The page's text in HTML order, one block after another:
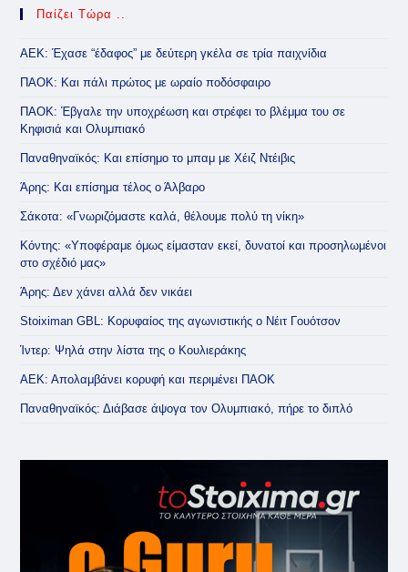
Παίζει Τώρα ..
ΑΕΚ: Έχασε “έδαφος” με δεύτερη γκέλα σε τρία παιχνίδια
ΠΑΟΚ: Και πάλι πρώτος με ωραίο ποδόσφαιρο
ΠΑΟΚ: Έβγαλε την υποχρέωση και στρέφει το βλέμμα του σε
Κηφισιά και Ολυμπιακό
Παναθηναϊκός: Και επίσημο το μπαμ με Χέιζ Ντέιβις
Άρης: Και επίσημα τέλος ο Άλβαρο
Σάκοτα: «Γνωριζόμαστε καλά, θέλουμε πολύ τη νίκη»
Κόντης: «Υποφέραμε όμως είμασταν εκεί, δυνατοί και προσηλωμένοι
στο σχέδιό μας»
Άρης: Δεν χάνει αλλά δεν νικάει
Stoiximan GBL: Κορυφαίος της αγωνιστικής ο Νέιτ Γουότσον
Ίντερ: Ψηλά στην λίστα της ο Κουλιεράκης
ΑΕΚ: Απολαμβάνει κορυφή και περιμένει ΠΑΟΚ
Παναθηναϊκός: Διάβασε άψογα τον Ολυμπιακό, πήρε το διπλό